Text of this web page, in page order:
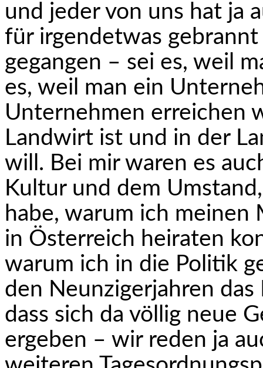
und jeder von uns hat ja
für irgendetwas
gegangen – sei es, weil
es, weil man ein
Unternehmen erreichen
Landwirt ist und in der
will. Bei mir waren es
Kultur und dem
habe, warum ich meinen
in Österreich heiraten
warum ich in die Politik
den Neun­zigerjahren
dass sich da völlig neue
ergeben – wir reden ja